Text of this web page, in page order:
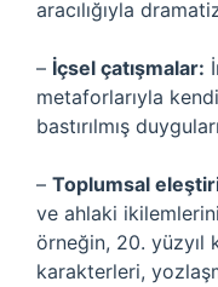
aracılığıyla
– İçsel çatışmalar:
metaforlarıyla
bastırılmış
– Toplumsal
ve ahlaki
örneğin, 20. yüzyıl
karakterleri,